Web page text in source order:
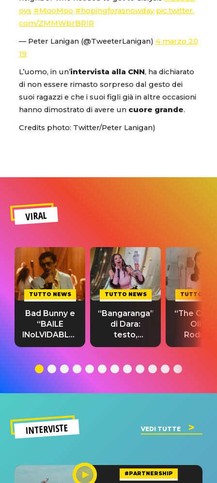
oys #MooMoo #hopingforasnowday pic.twitter.
com/ZMMWbrBRlR
— Peter Lanigan (@TweeterLanigan) 4 marzo 20
19
L’uomo, in un’intervista alla CNN, ha dichiarato
di non essere rimasto sorpreso dal gesto dei
suoi ragazzi e che i suoi figli già in altre occasioni
hanno dimostrato di avere un cuore grande.
Credits photo: Twitter/Peter Lanigan‏)
VIRAL
TUTTO NEWS
Bad Bunny e
“BAILE
INoLVIDABLE”:
testo,
significato
TUTTO NEWS
“Bangaranga”
di Dara:
testo,
traduzione e
del singolo
TUTTO
“The
Olivia
testo,
INTERVISTE VEDI TUTTE
#PARTNERSHIP